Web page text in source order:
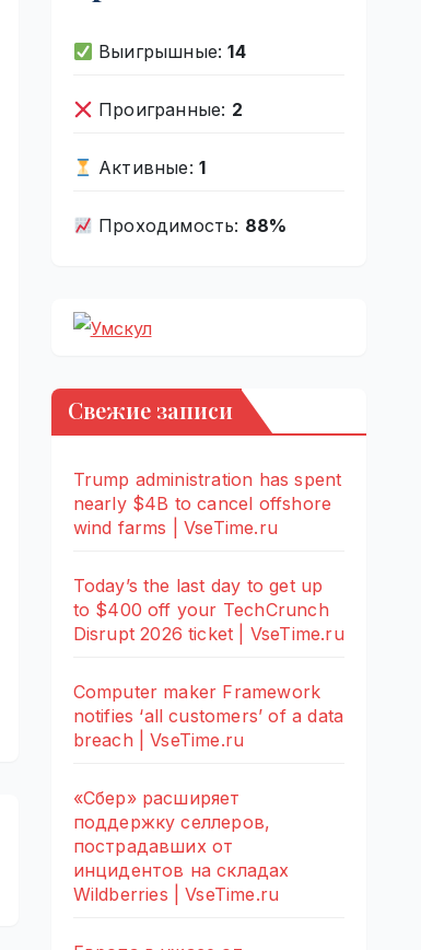
Выигрышные:14
Проигранные: 2
Активные: 1
Проходимость: 88%
Свежие записи
Trump administration has spent
nearly $4B to cancel offshore
wind farms | VseTime.ru
Today’s the last day to get up
to $400 off your TechCrunch
Disrupt 2026 ticket | VseTime.ru
Computer maker Framework
notifies ‘all customers’ of a data
breach | VseTime.ru
«Сбер» расширяет
поддержку селлеров,
пострадавших от
инцидентов на складах
Wildberries | VseTime.ru